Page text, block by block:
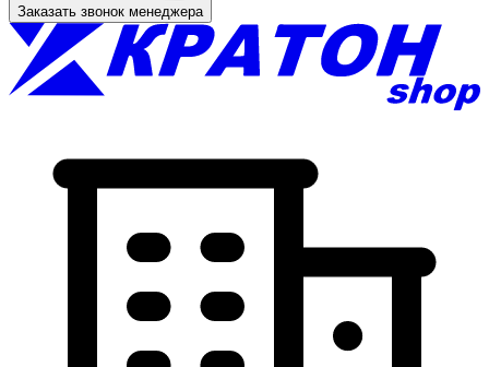
Заказать звонок менеджера